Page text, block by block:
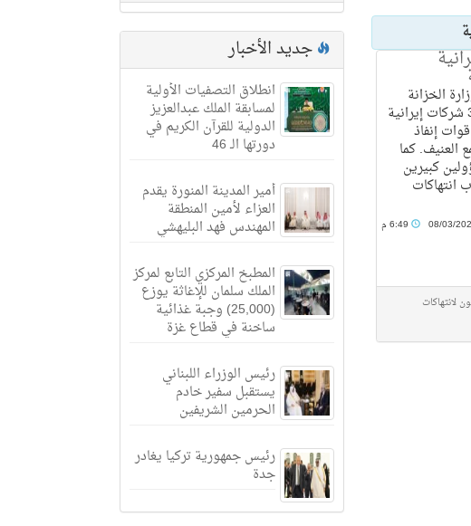
جديد الأخبار
انطلاق التصفيات الأولية
لمسابقة الملك عبدالعزيز
الدولية للقرآن الكريم في
دورتها الـ 46
أمير المدينة المنورة يقدم
العزاء لأمين المنطقة
المهندس فهد البليهشي
المطبخ المركزي التابع لمركز
الملك سلمان للإغاثة يوزع
(25,000) وجبة غذائية
ساخنة في قطاع غزة
رئيس الوزراء اللبناني
يستقبل سفير خادم
الحرمين الشريفين
رئيس جمهورية تركيا يغادر
جدة
إيرانية
الخزانة
الأمريكية، عقوبات على 3 شركات إيرانية
إنفاذ
العنيف. كما
كبيرين
انتهاكات
08/03/
لانتهاكات